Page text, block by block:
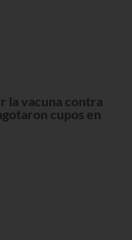
la vacuna contra
cupos en